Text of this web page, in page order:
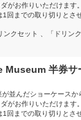
がお作りいただけます
回までの取り切りとさ
ンクセット
「ドリン
Museum 半券
並んだショーケースか
がお作りいただけます
回までの取り切りとさ